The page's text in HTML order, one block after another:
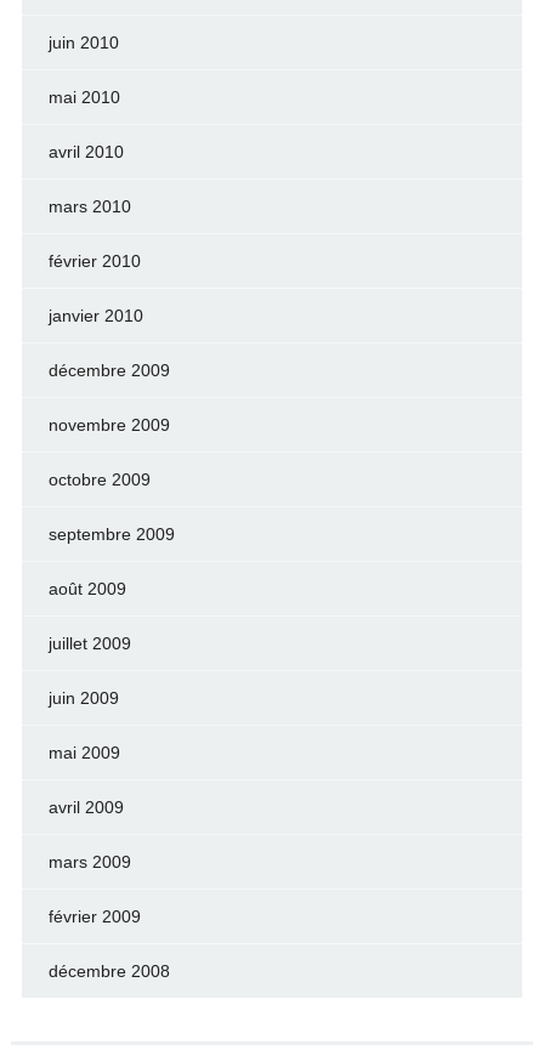
juin 2010
mai 2010
avril 2010
mars 2010
février 2010
janvier 2010
décembre 2009
novembre 2009
octobre 2009
septembre 2009
août 2009
juillet 2009
juin 2009
mai 2009
avril 2009
mars 2009
février 2009
décembre 2008